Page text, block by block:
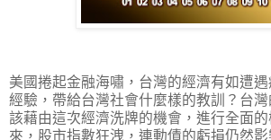
美國捲起金融海嘯，台灣的經濟有如遭
經驗，帶給台灣社會什麼樣的教訓？台
該藉由這次經濟洗牌的機會，進行全面
來，股市指數狂洩，連動債的虧損仍然